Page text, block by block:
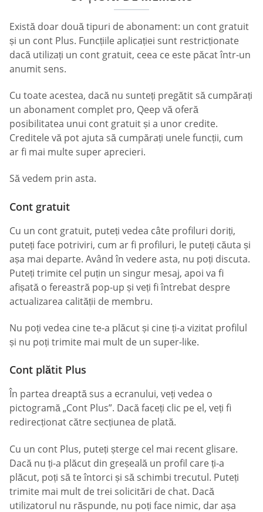
Există doar două tipuri de abonament: un cont gratuit
și un cont Plus. Funcțiile aplicației sunt restricționate
dacă utilizați un cont gratuit, ceea ce este păcat într-un
anumit sens.
Cu toate acestea, dacă nu sunteți pregătit să cumpărați
un abonament complet pro, Qeep vă oferă
posibilitatea unui cont gratuit și a unor credite.
Creditele vă pot ajuta să cumpărați unele funcții, cum
ar fi mai multe super aprecieri.
Să vedem prin asta.
Cont gratuit
Cu un cont gratuit, puteți vedea câte profiluri doriți,
puteți face potriviri, cum ar fi profiluri, le puteți căuta și
așa mai departe. Având în vedere asta, nu poți discuta.
Puteți trimite cel puțin un singur mesaj, apoi va fi
afișată o fereastră pop-up și veți fi întrebat despre
actualizarea calității de membru.
Nu poți vedea cine te-a plăcut și cine ți-a vizitat profilul
și nu poți trimite mai mult de un super-like.
Cont plătit Plus
În partea dreaptă sus a ecranului, veți vedea o
pictogramă „Cont Plus”. Dacă faceți clic pe el, veți fi
redirecționat către secțiunea de plată.
Cu un cont Plus, puteți șterge cel mai recent glisare.
Dacă nu ți-a plăcut din greșeală un profil care ți-a
plăcut, poți să te întorci și să schimbi trecutul. Puteți
trimite mai mult de trei solicitări de chat. Dacă
utilizatorul nu răspunde, nu poți face nimic, dar așa